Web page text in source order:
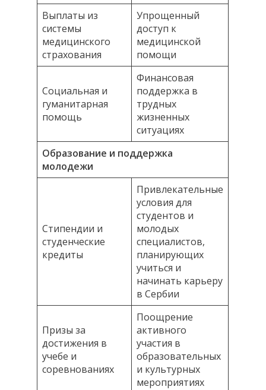
Выплаты из
системы
медицинского
страхования
Упрощенный
доступ к
медицинской
помощи
Социальная и
гуманитарная
помощь
Финансовая
поддержка в
трудных
жизненных
ситуациях
Образование и поддержка
молодежи
Стипендии и
студенческие
кредиты
Привлекательные
условия для
студентов и
молодых
специалистов,
планирующих
учиться и
начинать карьеру
в Сербии
Призы за
достижения в
учебе и
соревнованиях
Поощрение
активного
участия в
образовательных
и культурных
мероприятиях